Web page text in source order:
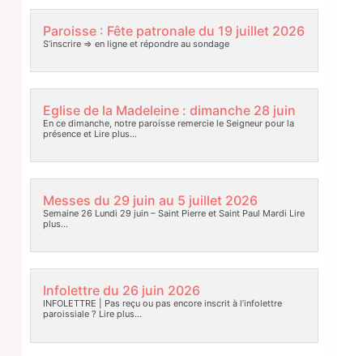
Paroisse : Fête patronale du 19 juillet 2026
S’inscrire => en ligne et répondre au sondage
Eglise de la Madeleine : dimanche 28 juin
En ce dimanche, notre paroisse remercie le Seigneur pour la
présence etLire plus…
Messes du 29 juin au 5 juillet 2026
Semaine 26 Lundi 29 juin – Saint Pierre et Saint Paul Mardi Lire
plus…
Infolettre du 26 juin 2026
INFOLETTRE | Pas reçu ou pas encore inscrit à l’infolettre
paroissiale ? Lire plus…